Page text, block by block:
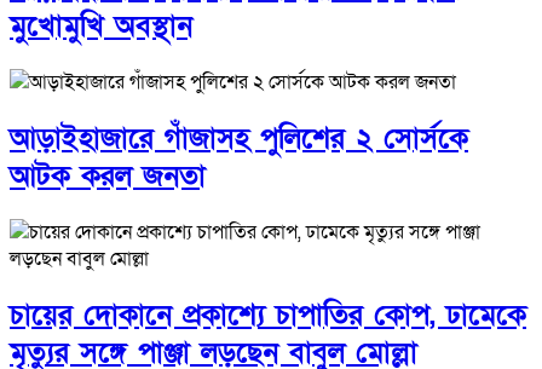
মুখোমুখি অবস্থান
আড়াইহাজারে গাঁজাসহ পুলিশের ২ সোর্সকে
আটক করল জনতা
চায়ের দোকানে প্রকাশ্যে চাপাতির কোপ, ঢামেকে
মৃত্যুর সঙ্গে পাঞ্জা লড়ছেন বাবুল মোল্লা